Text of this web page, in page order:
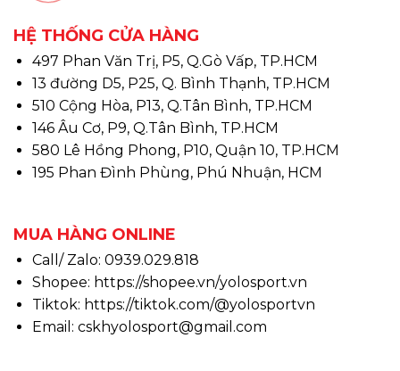
HỆ THỐNG CỬA HÀNG
497 Phan Văn Trị, P5, Q.Gò Vấp, TP.HCM
13 đường D5, P25, Q. Bình Thạnh, TP.HCM
510 Cộng Hòa, P13, Q.Tân Bình, TP.HCM
146 Âu Cơ, P9, Q.Tân Bình, TP.HCM
580 Lê Hồng Phong, P10, Quận 10, TP.HCM
195 Phan Đình Phùng, Phú Nhuận, HCM
MUA HÀNG ONLINE
Call/ Zalo: 0939.029.818
Shopee: https://shopee.vn/yolosport.vn
Tiktok: https://tiktok.com/@yolosportvn
Email: cskhyolosport@gmail.com